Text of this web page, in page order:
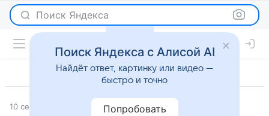
Поиск Яндекса
10 сентября 2018 Светская жизнь
Поиск Яндекса с Алисой AI
Найдёт ответ, картинку или видео —
быстро и точно
Попробовать